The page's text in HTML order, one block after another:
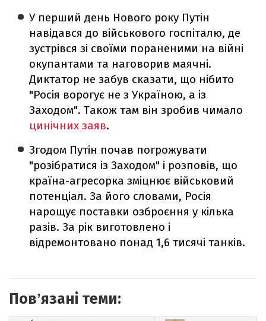
У перший день Нового року Путін
навідався до військового госпіталю, де
зустрівся зі своїми пораненими на війні
окупантами та наговорив маячні.
Диктатор не забув сказати, що нібито
"Росія ворогує не з Україною, а із
Заходом". Також там він зробив чимало
цинічних заяв.
Згодом Путін почав погрожувати
"розібратися із Заходом" і розповів, що
країна-агресорка зміцнює військовий
потенціал. За його словами, Росія
нарощує поставки озброєння у кілька
разів. За рік виготовлено і
відремонтовано понад 1,6 тисячі танків.
Повʼязані теми: